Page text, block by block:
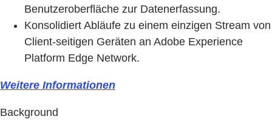
Benutzeroberfläche zur Datenerfassung.
Konsolidiert Abläufe zu einem einzigen Stream von
Client-seitigen Geräten an Adobe Experience
Platform Edge Network.
Weitere Informationen
Background